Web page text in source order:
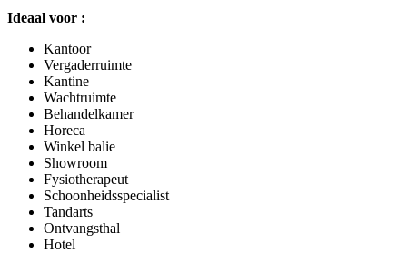
Ideaal voor :
Kantoor
Vergaderruimte
Kantine
Wachtruimte
Behandelkamer
Horeca
Winkel balie
Showroom
Fysiotherapeut
Schoonheidsspecialist
Tandarts
Ontvangsthal
Hotel